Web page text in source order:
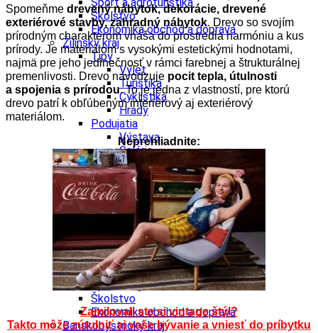
Školstvo
Ekonomika obchod a doprava
Žilinský kraj
Tipy
Výlet
Turistika
Cyklistika
Hrady
Podujatia
Výstava
Galéria
Festival
Folklór
Koncert
Ubytovanie
Pobyty
Wellness
Gastro
Kultúra a tradície
Kúpele
Šport a agroturistika
Školstvo
Ekonomika obchod a doprava
Banskobystrický kraj
Spomeňme drevený nábytok, dekorácie, drevené
exteriérové stavby, záhradný nábytok. Drevo so svojím
prírodným charakterom vnáša do prostredia harmóniu a kus
prírody. Je materiálom s vysokými estetickými hodnotami,
najmä pre jeho jedinečnosť v rámci farebnej a štrukturálnej
premenlivosti. Drevo navodzuje pocit tepla, útulnosti
a spojenia s prírodou. To je jedna z vlastností, pre ktorú
drevo patrí k obľúbeným interiérový aj exteriérový
materiálom.
Neprehliadnite:
Zamilovali ste si vintage štýl?
Takto môže zútulniť aj vaše bývanie a vniesť do príbytku